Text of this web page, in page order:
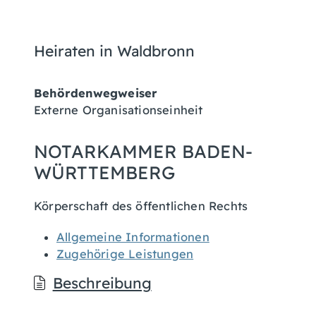
Heiraten in Waldbronn
Behördenwegweiser
Externe Organisationseinheit
NOTARKAMMER BADEN-
WÜRTTEMBERG
Körperschaft des öffentlichen Rechts
Allgemeine Informationen
Zugehörige Leistungen
Beschreibung